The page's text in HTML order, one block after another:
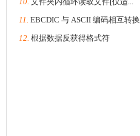
11. EBCDIC 与 ASCII 编码相互转换
12. 根据数据反获得格式符